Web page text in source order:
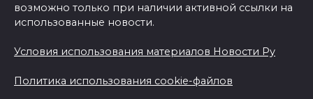
возможно только при наличии активной ссылки на
использованные новости.
Условия использования материалов Новости Ру
Политика использования cookie-файлов